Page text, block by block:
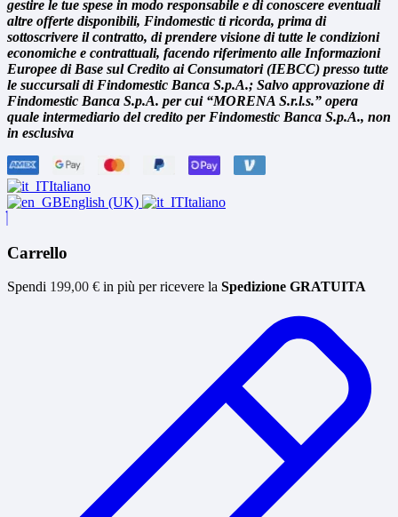
gestire le tue spese in modo responsabile e di conoscere eventuali
altre offerte disponibili, Findomestic ti ricorda, prima di
sottoscrivere il contratto, di prendere visione di tutte le condizioni
economiche e contrattuali, facendo riferimento alle Informazioni
Europee di Base sul Credito ai Consumatori (IEBCC) presso tutte
le succursali di Findomestic Banca S.p.A.; Salvo approvazione di
Findomestic Banca S.p.A. per cui “MORENA S.r.l.s.” opera
quale intermediario del credito per Findomestic Banca S.p.A., non
in esclusiva
Italiano
English (UK)
Italiano
Carrello
Spendi 199,00 € in più per ricevere la Spedizione GRATUITA